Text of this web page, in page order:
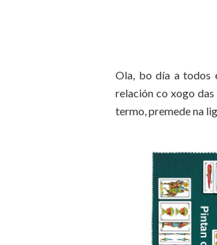
Ola, bo día a todos
relación co xogo
termo, premede na